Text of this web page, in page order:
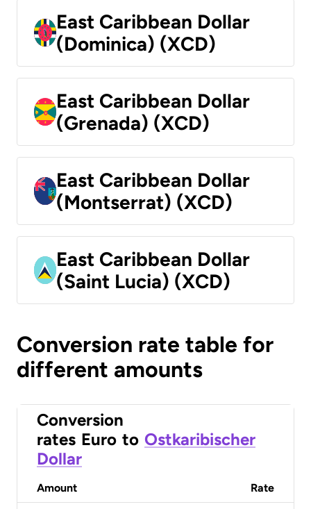
East Caribbean Dollar
(Dominica) (XCD)
East Caribbean Dollar
(Grenada) (XCD)
East Caribbean Dollar
(Montserrat) (XCD)
East Caribbean Dollar
(Saint Lucia) (XCD)
Conversion rate table for
different amounts
Conversion
rates Euro to Ostkaribischer
Dollar
Amount Rate